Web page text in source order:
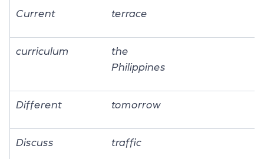
Current terrace
curriculum
the
Philippines
Different tomorrow
Discuss traffic